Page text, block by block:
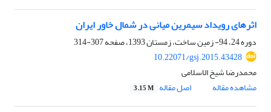
اثرهای رویداد سیمرین میانی در شمال خاور ایران
دوره 24، 94- زمین ساخت، زمستان 1393، صفحه
307-314
10.22071/gsj.2015.43428
محمدرضا شیخ الاسلامی
مشاهده مقاله
اصل مقاله 3.15 M